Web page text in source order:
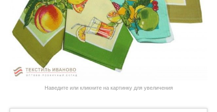
Наведите или кликните на картинку для увеличения